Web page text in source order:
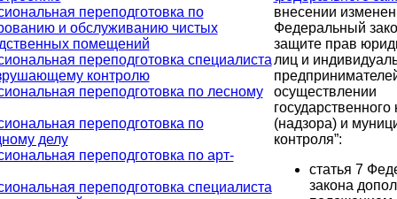
переподготовка по
и обслуживанию чистых
помещений
переподготовка специалиста
контролю
переподготовка по лесному
переподготовка по
делу
переподготовка по арт-
переподготовка специалиста
внесении
Федеральный
защите прав
лиц и
осуществлении
государственного
(надзора) и
контроля”:
статья 7
закона